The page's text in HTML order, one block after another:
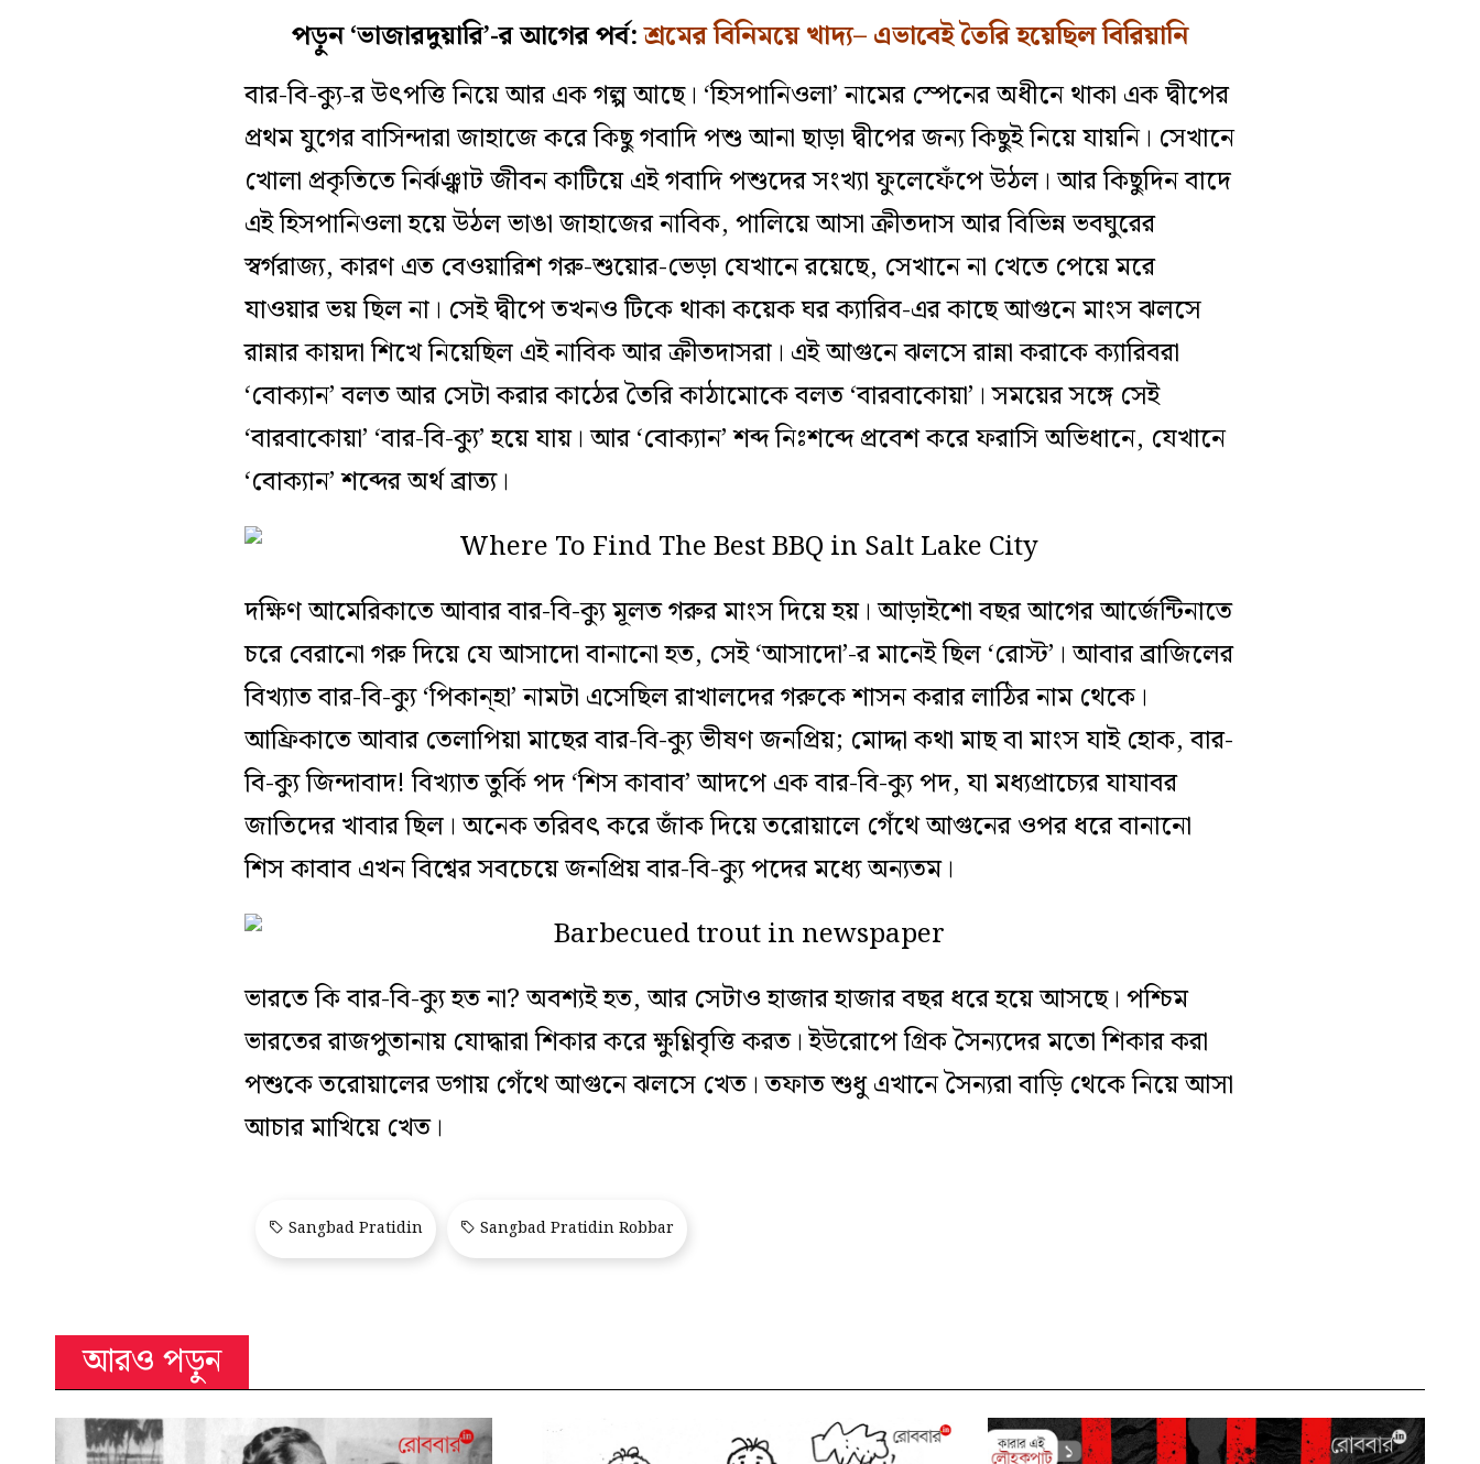
পড়ুন ‘ভাজারদুয়ারি’-র আগের পর্ব:শ্রমের বিনিময়ে খাদ্য– এভাবেই তৈরি হয়েছিল বিরিয়ানি
বার-বি-ক্যু-র উৎপত্তি নিয়ে আর এক গল্প আছে। ‘হিসপানিওলা’ নামের স্পেনের অধীনে থাকা এক দ্বীপের
প্রথম যুগের বাসিন্দারা জাহাজে করে কিছু গবাদি পশু আনা ছাড়া দ্বীপের জন্য কিছুই নিয়ে যায়নি। সেখানে
খোলা প্রকৃতিতে নির্ঝঞ্ঝাট জীবন কাটিয়ে এই গবাদি পশুদের সংখ্যা ফুলেফেঁপে উঠল। আর কিছুদিন বাদে
এই হিসপানিওলা হয়ে উঠল ভাঙা জাহাজের নাবিক, পালিয়ে আসা ক্রীতদাস আর বিভিন্ন ভবঘুরের
স্বর্গরাজ্য, কারণ এত বেওয়ারিশ গরু-শুয়োর-ভেড়া যেখানে রয়েছে, সেখানে না খেতে পেয়ে মরে
যাওয়ার ভয় ছিল না। সেই দ্বীপে তখনও টিকে থাকা কয়েক ঘর ক্যারিব-এর কাছে আগুনে মাংস ঝলসে
রান্নার কায়দা শিখে নিয়েছিল এই নাবিক আর ক্রীতদাসরা। এই আগুনে ঝলসে রান্না করাকে ক্যারিবরা
‘বোক্যান’ বলত আর সেটা করার কাঠের তৈরি কাঠামোকে বলত ‘বারবাকোয়া’। সময়ের সঙ্গে সেই
‘বারবাকোয়া’ ‘বার-বি-ক্যু’ হয়ে যায়। আর ‘বোক্যান’ শব্দ নিঃশব্দে প্রবেশ করে ফরাসি অভিধানে, যেখানে
‘বোক্যান’ শব্দের অর্থ ব্রাত্য।
দক্ষিণ আমেরিকাতে আবার বার-বি-ক্যু মূলত গরুর মাংস দিয়ে হয়। আড়াইশো বছর আগের আর্জেন্টিনাতে
চরে বেরানো গরু দিয়ে যে আসাদো বানানো হত, সেই ‘আসাদো’-র মানেই ছিল ‘রোস্ট’। আবার ব্রাজিলের
বিখ্যাত বার-বি-ক্যু ‘পিকান্‌হা’ নামটা এসেছিল রাখালদের গরুকে শাসন করার লাঠির নাম থেকে।
আফ্রিকাতে আবার তেলাপিয়া মাছের বার-বি-ক্যু ভীষণ জনপ্রিয়; মোদ্দা কথা মাছ বা মাংস যাই হোক, বার-
বি-ক্যু জিন্দাবাদ! বিখ্যাত তুর্কি পদ ‘শিস কাবাব’ আদপে এক বার-বি-ক্যু পদ, যা মধ্যপ্রাচ্যের যাযাবর
জাতিদের খাবার ছিল। অনেক তরিবৎ করে জাঁক দিয়ে তরোয়ালে গেঁথে আগুনের ওপর ধরে বানানো
শিস কাবাব এখন বিশ্বের সবচেয়ে জনপ্রিয় বার-বি-ক্যু পদের মধ্যে অন্যতম।
ভারতে কি বার-বি-ক্যু হত না? অবশ্যই হত, আর সেটাও হাজার হাজার বছর ধরে হয়ে আসছে। পশ্চিম
ভারতের রাজপুতানায় যোদ্ধারা শিকার করে ক্ষুণ্ণিবৃত্তি করত। ইউরোপে গ্রিক সৈন্যদের মতো শিকার করা
পশুকে তরোয়ালের ডগায় গেঁথে আগুনে ঝলসে খেত। তফাত শুধু এখানে সৈন্যরা বাড়ি থেকে নিয়ে আসা
আচার মাখিয়ে খেত।
Sangbad Pratidin Sangbad Pratidin Robbar
আরও পড়ুন